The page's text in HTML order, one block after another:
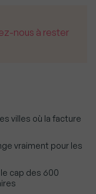
nous à rester
villes où la facture
vraiment pour les
cap des 600